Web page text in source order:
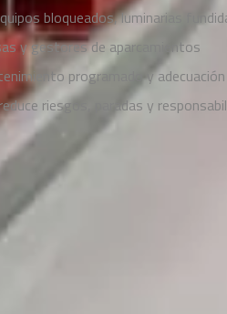
bloqueados, luminarias
y gestores de aparcamientos
programado y
riesgos, paradas y